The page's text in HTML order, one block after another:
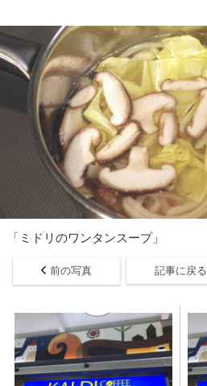
「ミドリのワンタンスープ」
前の写真 記事に戻る